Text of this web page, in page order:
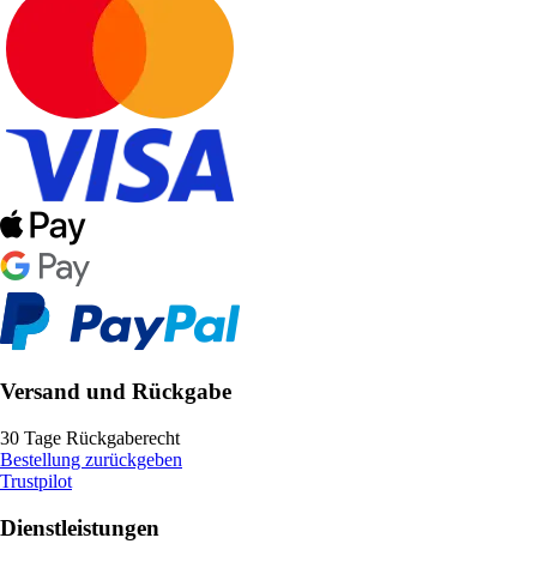
Versand und Rückgabe
30 Tage Rückgaberecht
Bestellung zurückgeben
Trustpilot
Dienstleistungen